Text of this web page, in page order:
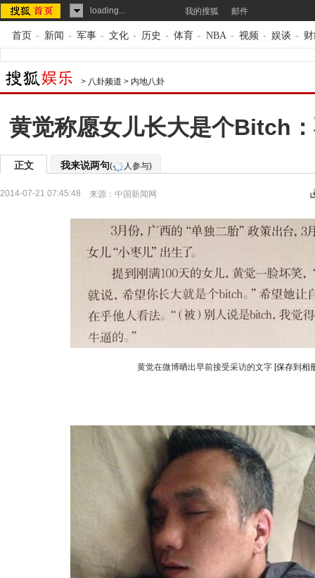
loading... 我的搜狐 邮件
首页 - 新闻 - 军事 - 文化 - 历史 - 体育 - NBA - 视频 - 娱谈 -
> 八卦频道 > 内地八卦
黄觉称愿女儿长大是个Bitch
正文 我来说两句( 人参与)
2014-07-21 07:45:48 来源： 中国新闻网
黄觉在微博晒出早前接受采访的文字 [保存到相